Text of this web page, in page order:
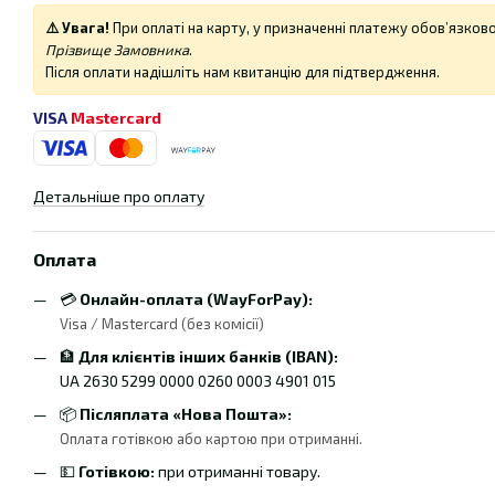
⚠️ Увага! При оплаті на карту, у призначенні платежу
Прізвище Замовника.
Після оплати надішліть нам квитанцію для підтвердження.
VISA Mastercard
Детальніше про оплату
Оплата
💳 Онлайн-оплата (WayForPay):
Visa / Mastercard (без комісії)
🏦 Для клієнтів інших банків (IBAN):
UA 2630 5299 0000 0260 0003 4901 015
📦 Післяплата «Нова Пошта»:
Оплата готівкою або картою при отриманні.
💵 Готівкою:при отриманні товару.